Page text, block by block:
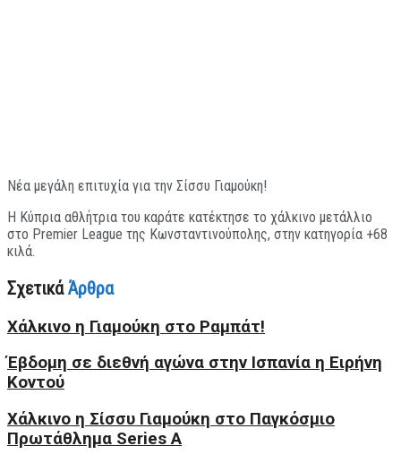
Νέα μεγάλη επιτυχία για την Σίσσυ Γιαμούκη!
Η Κύπρια αθλήτρια του καράτε κατέκτησε το χάλκινο μετάλλιο
στο Premier League της Κωνσταντινούπολης, στην κατηγορία +68
κιλά.
ΣχετικάΆρθρα
Xάλκινο η Γιαμούκη στο Ραμπάτ!
Έβδομη σε διεθνή αγώνα στην Ισπανία η Ειρήνη
Κοντού
Χάλκινο η Σίσσυ Γιαμούκη στο Παγκόσμιο
Πρωτάθλημα Series A